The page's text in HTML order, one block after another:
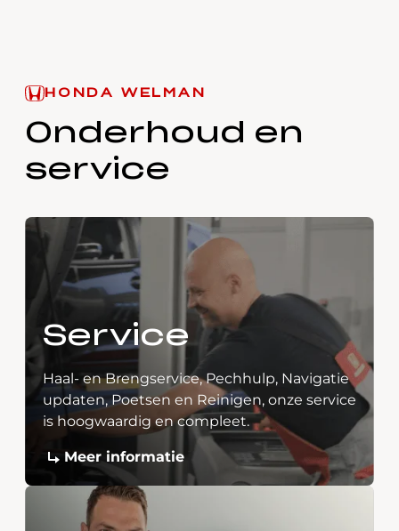
HONDA WELMAN
Onderhoud en
service
Service
Haal- en Brengservice, Pechhulp, Navigatie
updaten, Poetsen en Reinigen, onze service
is hoogwaardig en compleet.
Meer informatie